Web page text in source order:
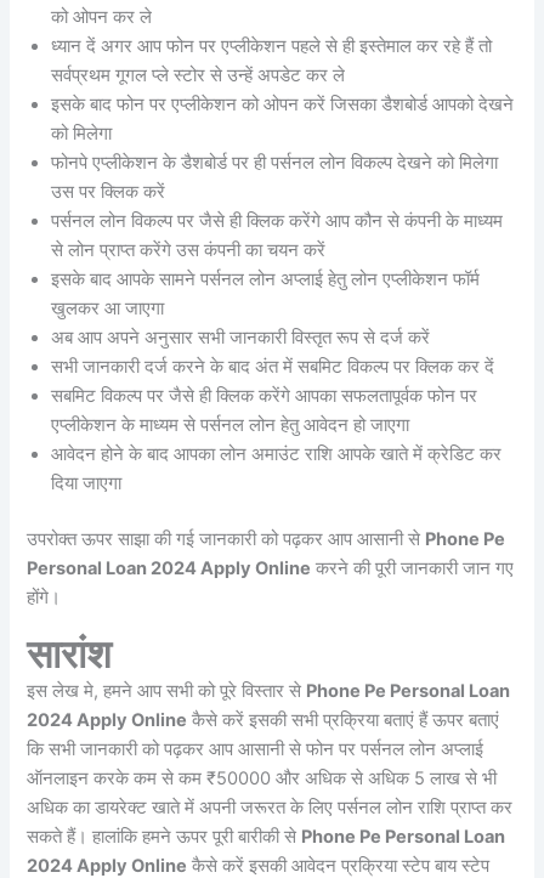
को ओपन कर ले
ध्यान दें अगर आप फोन पर एप्लीकेशन पहले से ही इस्तेमाल कर रहे हैं तो
सर्वप्रथम गूगल प्ले स्टोर से उन्हें अपडेट कर ले
इसके बाद फोन पर एप्लीकेशन को ओपन करें जिसका डैशबोर्ड आपको देखने
को मिलेगा
फोनपे एप्लीकेशन के डैशबोर्ड पर ही पर्सनल लोन विकल्प देखने को मिलेगा
उस पर क्लिक करें
पर्सनल लोन विकल्प पर जैसे ही क्लिक करेंगे आप कौन से कंपनी के माध्यम
से लोन प्राप्त करेंगे उस कंपनी का चयन करें
इसके बाद आपके सामने पर्सनल लोन अप्लाई हेतु लोन एप्लीकेशन फॉर्म
खुलकर आ जाएगा
अब आप अपने अनुसार सभी जानकारी विस्तृत रूप से दर्ज करें
सभी जानकारी दर्ज करने के बाद अंत में सबमिट विकल्प पर क्लिक कर दें
सबमिट विकल्प पर जैसे ही क्लिक करेंगे आपका सफलतापूर्वक फोन पर
एप्लीकेशन के माध्यम से पर्सनल लोन हेतु आवेदन हो जाएगा
आवेदन होने के बाद आपका लोन अमाउंट राशि आपके खाते में क्रेडिट कर
दिया जाएगा
उपरोक्त ऊपर साझा की गई जानकारी को पढ़कर आप आसानी से Phone Pe
Personal Loan 2024 Apply Online करने की पूरी जानकारी जान गए
होंगे।
सारांश
इस लेख मे, हमने आप सभी को पूरे विस्तार से Phone Pe Personal Loan
2024 Apply Online कैसे करें इसकी सभी प्रक्रिया बताएं हैं ऊपर बताएं
कि सभी जानकारी को पढ़कर आप आसानी से फोन पर पर्सनल लोन अप्लाई
ऑनलाइन करके कम से कम ₹50000 और अधिक से अधिक 5 लाख से भी
अधिक का डायरेक्ट खाते में अपनी जरूरत के लिए पर्सनल लोन राशि प्राप्त कर
सकते हैं। हालांकि हमने ऊपर पूरी बारीकी से Phone Pe Personal Loan
2024 Apply Online कैसे करें इसकी आवेदन प्रक्रिया स्टेप बाय स्टेप